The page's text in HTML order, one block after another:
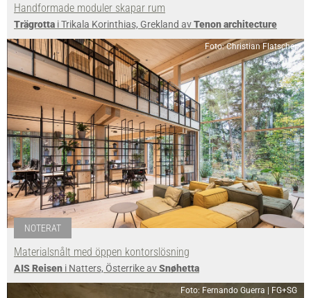
Handformade moduler skapar rum
Trägrotta i Trikala Korinthias, Grekland avTenon architecture
Foto: Christian Flatscher
NOTERAT
Materialsnålt med öppen kontorslösning
AIS Reisen i Natters, Österrike avSnøhetta
Foto: Fernando Guerra | FG+SG